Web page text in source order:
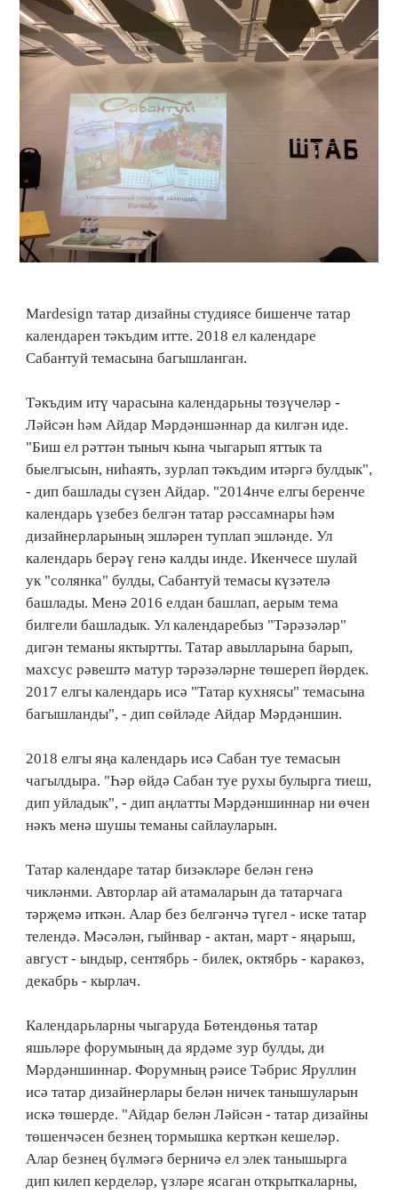
Mardesign татар дизайны студиясе бишенче татар
календарен тәкъдим итте. 2018 ел календаре
Сабантуй темасына багышланган.
Тәкъдим итү чарасына календарьны төзүчеләр -
Ләйсән һәм Айдар Мәрдәншәннар да килгән иде.
"Биш ел рәттән тыныч кына чыгарып яттык та
быелгысын, ниһаять, зурлап тәкъдим итәргә булдык",
- дип башлады сүзен Айдар. "2014нче елгы беренче
календарь үзебез белгән татар рәссамнары һәм
дизайнерларының эшләрен туплап эшләнде. Ул
календарь берәү генә калды инде. Икенчесе шулай
ук "солянка" булды, Сабантуй темасы күзәтелә
башлады. Менә 2016 елдан башлап, аерым тема
билгели башладык. Ул календаребыз "Тәрәзәләр"
дигән теманы яктыртты. Татар авылларына барып,
махсус рәвештә матур тәрәзәләрне төшереп йөрдек.
2017 елгы календарь исә "Татар кухнясы" темасына
багышланды", - дип сөйләде Айдар Мәрдәншин.
2018 елгы яңа календарь исә Сабан туе темасын
чагылдыра. "Һәр өйдә Сабан туе рухы булырга тиеш,
дип уйладык", - дип аңлатты Мәрдәншиннар ни өчен
нәкъ менә шушы теманы сайлауларын.
Татар календаре татар бизәкләре белән генә
чикләнми. Авторлар ай атамаларын да татарчага
тәрҗемә иткән. Алар без белгәнчә түгел - иске татар
телендә. Мәсәлән, гыйнвар - актан, март - яңарыш,
август - ындыр, сентябрь - билек, октябрь - каракөз,
декабрь - кырлач.
Календарьларны чыгаруда Бөтендөнья татар
яшьләре форумының да ярдәме зур булды, ди
Мәрдәншиннар. Форумның рәисе Тәбрис Яруллин
исә татар дизайнерлары белән ничек танышуларын
искә төшерде. "Айдар белән Ләйсән - татар дизайны
төшенчәсен безнең тормышка керткән кешеләр.
Алар безнең бүлмәгә берничә ел элек танышырга
дип килеп керделәр, үзләре ясаган открыткаларны,